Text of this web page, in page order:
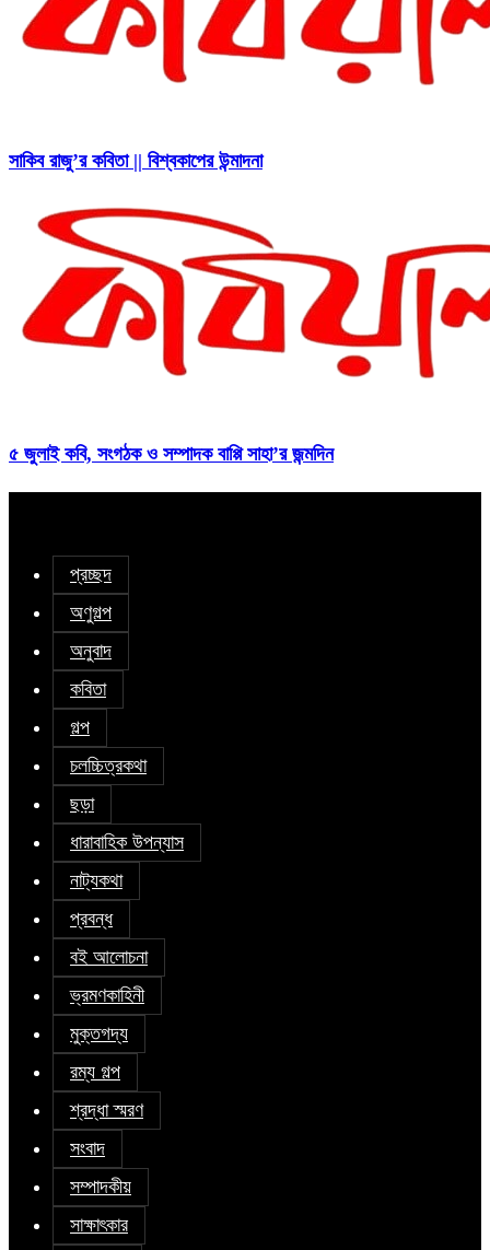
সাকিব রাজু’র কবিতা || বিশ্বকাপের উন্মাদনা
৫ জুলাই কবি, সংগঠক ও সম্পাদক বাপ্পি সাহা’র জন্মদিন
প্রচ্ছদ
অণুগল্প
অনুবাদ
কবিতা
গল্প
চলচ্চিত্রকথা
ছড়া
ধারাবাহিক উপন্যাস
নাট্যকথা
প্রবন্ধ
বই আলোচনা
ভ্রমণকাহিনী
মুক্তগদ্য
রম্য গল্প
শ্রদ্ধা স্মরণ
সংবাদ
সম্পাদকীয়
সাক্ষাৎকার